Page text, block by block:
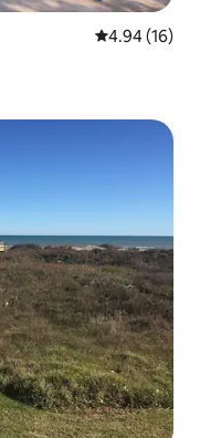
Calificación
4.94 (16)
a la